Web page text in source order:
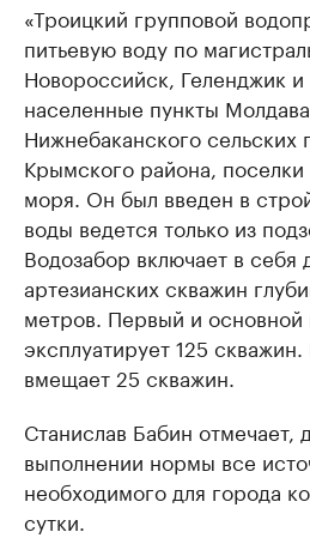
«Троицкий групповой
питьевую воду по
Новороссийск, Геленджик
населенные пункты
Нижнебаканского сельских
Крымского района,
моря. Он был введен в
воды ведется только из
Водозабор включает в себя
артезианских скважин
метров. Первый и основной
эксплуатирует 125
вмещает 25 скважин.
Станислав Бабин отмечает,
выполнении нормы все
необходимого для города
сутки.